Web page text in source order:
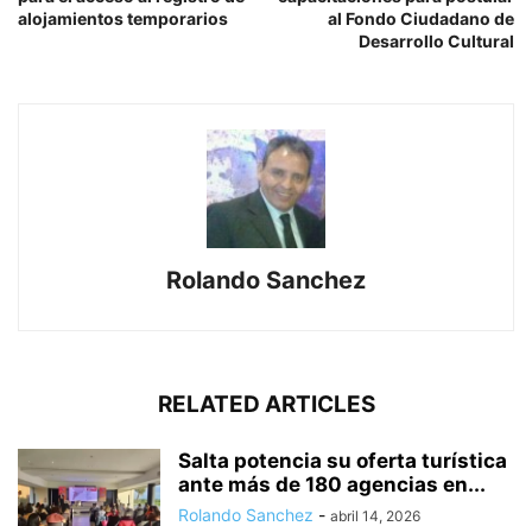
alojamientos temporarios
al Fondo Ciudadano de
Desarrollo Cultural
Rolando Sanchez
RELATED ARTICLES
Salta potencia su oferta turística
ante más de 180 agencias en...
Rolando Sanchez - abril 14, 2026